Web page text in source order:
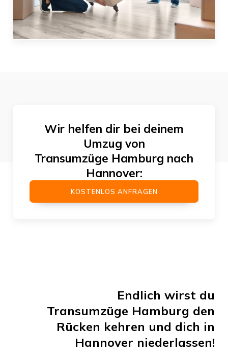
Wir helfen dir bei deinem
Umzug von
Transumzüge Hamburg nach
Hannover:
KOSTENLOS ANFRAGEN
Endlich wirst du
Transumzüge Hamburg den
Rücken kehren und dich in
Hannover niederlassen!